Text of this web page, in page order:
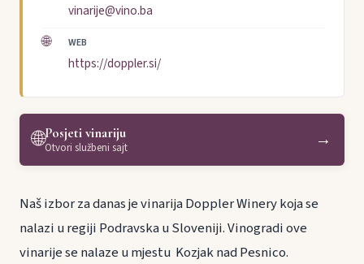
vinarije@vino.ba
🌐 WEB
https://doppler.si/
🌐Posjeti vinariju
Otvori službeni sajt →
Naš izbor za danas je vinarija Doppler Winery koja se
nalazi u regiji Podravska u Sloveniji. Vinogradi ove
vinarije se nalaze u mjestu Kozjak nad Pesnico.